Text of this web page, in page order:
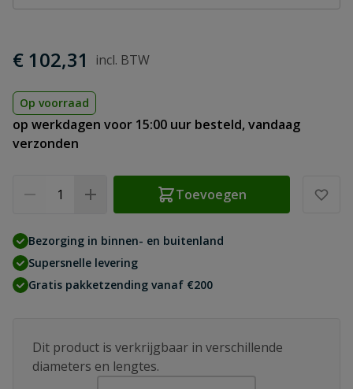
€ 102,31
Op voorraad
op werkdagen voor 15:00 uur besteld, vandaag
verzonden
Toevoegen
Bezorging in binnen- en buitenland
Supersnelle levering
Gratis pakketzending vanaf €200
Dit product is verkrijgbaar in verschillende
diameters en lengtes.